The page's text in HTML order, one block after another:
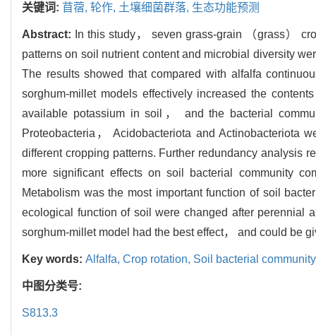
关键词: 苜蓿, 轮作, 土壤细菌群落, 生态功能预测
Abstract:
In this study， seven grass-grain （grass）
patterns on soil nutrient content and microbial diversity
The results showed that compared with alfalfa
sorghum-millet models effectively increased the
available potassium in soil， and the bacterial
Proteobacteria， Acidobacteriota and Actinobacteriota
different cropping patterns. Further redundancy analysis
more significant effects on soil bacterial community
Metabolism was the most important function of soil
ecological function of soil were changed after perennial
sorghum-millet model had the best effect， and could be
Key words: Alfalfa, Crop rotation, Soil bacterial
中图分类号:
S813.3